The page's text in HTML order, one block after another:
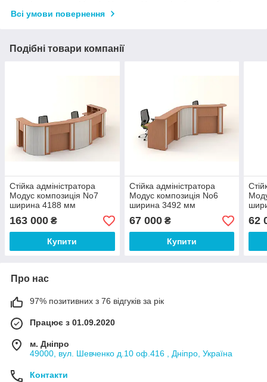
Всі умови повернення
Подібні товари компанії
Стійка адміністратора
Модус композиція No7
ширина 4188 мм
(MConcept-ТМ)
163 000 ₴
Купити
Стійка адміністратора
Модус композиція No6
ширина 3492 мм
(MConcept-ТМ)
67 000₴
Купити
62
Про нас
97% позитивних з 76 відгуків за рік
Працює з 01.09.2020
м. Дніпро
49000, вул. Шевченко д.10 оф.416 , Дніпро, Україна
Контакти